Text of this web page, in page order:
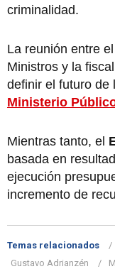
criminalidad.
La reunión entre
Ministros y la
definir el futuro de
Ministerio
Mientras tanto, el
basada en
ejecución
incremento de
Temas relacionados
Gustavo Adrianzén